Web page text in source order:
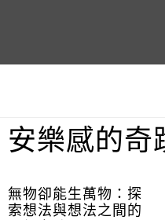
安樂感的奇
無物卻能生萬物：探
索想法與想法之間的